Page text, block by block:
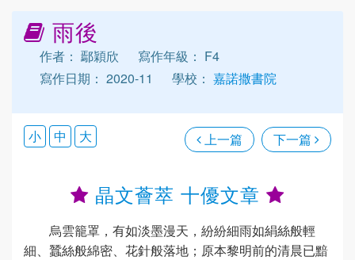
雨後
作者： 鄢穎欣
寫作年級： F4
寫作日期： 2020-11
學校： 嘉諾撒書院
上一篇 下一篇
小 中 大
晶文薈萃 十優文章
烏雲籠罩，有如淡墨漫天，紛紛細雨如絹絲般輕
細、蠶絲般綿密、花針般落地；原本黎明前的清晨已黯